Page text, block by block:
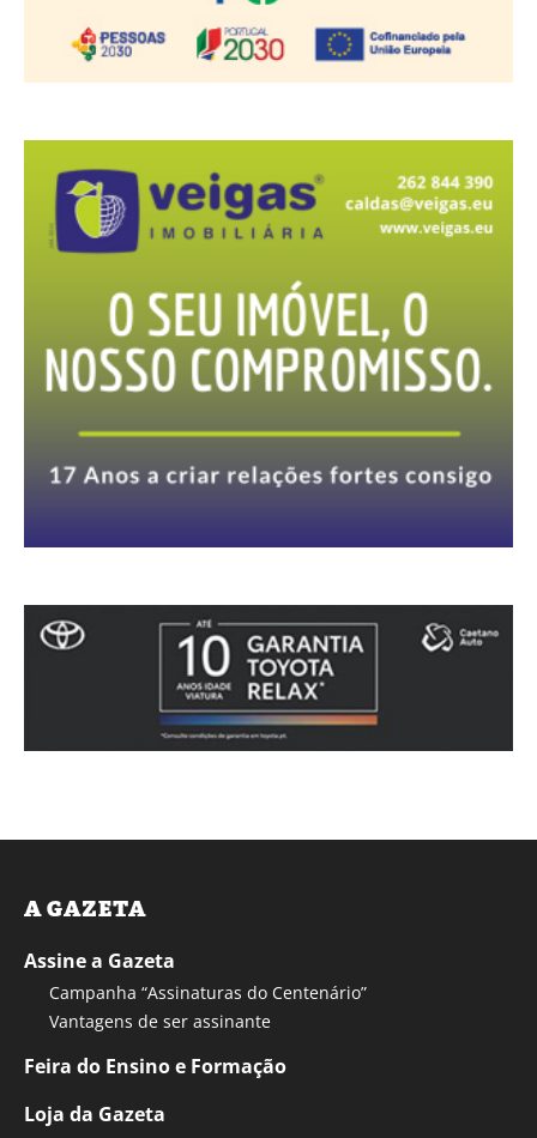
A GAZETA
Assine a Gazeta
Campanha “Assinaturas do Centenário”
Vantagens de ser assinante
Feira do Ensino e Formação
Loja da Gazeta